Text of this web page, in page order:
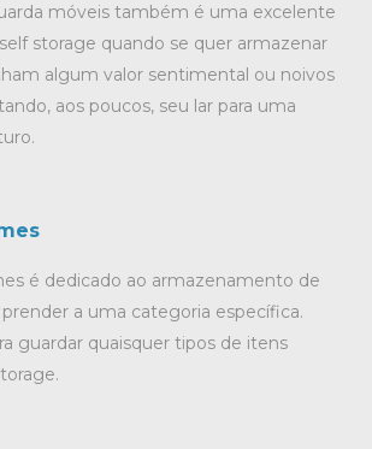
móveis também é uma excelente
storage quando se quer armazenar
algum valor sentimental ou noivos
aos poucos, seu lar para uma
é dedicado ao armazenamento de
a uma categoria específica.
guardar quaisquer tipos de itens